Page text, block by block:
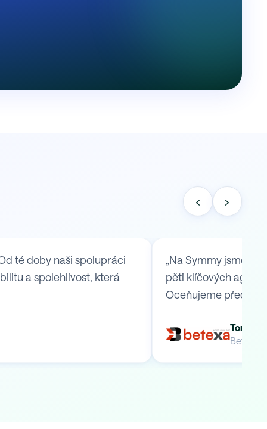
‹ ›
té doby naši spolupráci
a spolehlivost, která
„Na Symmy jsme
pěti klíčových
Oceňujeme
Tomáš
Betexa